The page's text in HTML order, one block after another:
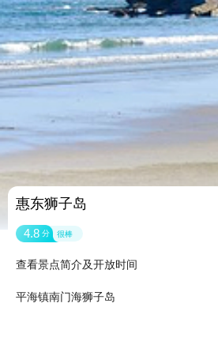
惠东狮子岛
4.8 分 很棒
查看景点简介及开放时间
平海镇南门海狮子岛